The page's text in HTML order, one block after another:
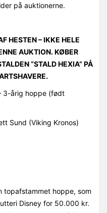
på auktionerne.
HESTEN – IKKE HELE
AUKTION. KØBER
“STALD HEXIA” PÅ
3-årig hoppe (født
Sund (Viking Kronos)
topafstammet hoppe, som
Disney for 50.000 kr.